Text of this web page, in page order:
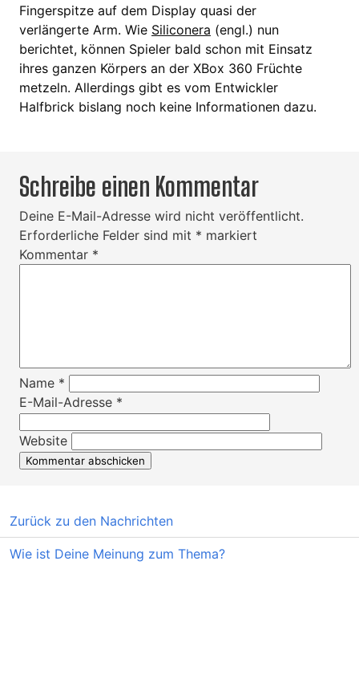
Fingerspitze auf dem Display quasi der
verlängerte Arm. Wie Siliconera (engl.) nun
berichtet, können Spieler bald schon mit Einsatz
ihres ganzen Körpers an der XBox 360 Früchte
metzeln. Allerdings gibt es vom Entwickler
Halfbrick bislang noch keine Informationen dazu.
Schreibe einen Kommentar
Deine E-Mail-Adresse wird nicht veröffentlicht.
Erforderliche Felder sind mit * markiert
Kommentar *
Name *
E-Mail-Adresse *
Website
Zurück zu den Nachrichten
Wie ist Deine Meinung zum Thema?